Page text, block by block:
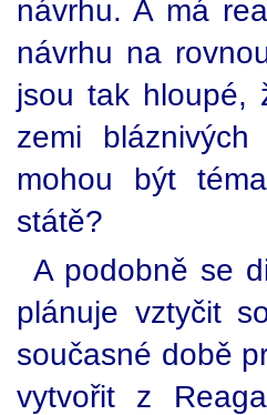
návrhu. A má
návrhu na
jsou tak hloupé,
zemi
mohou být
státě?
A podobně se
plánuje vztyčit
současné době
vytvořit z